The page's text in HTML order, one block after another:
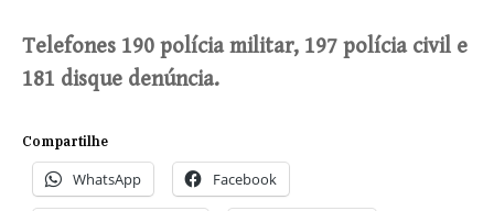
Telefones 190 polícia militar, 197 polícia civil e
181 disque denúncia.
Compartilhe
WhatsApp Facebook